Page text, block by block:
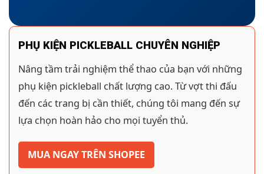
PHỤ KIỆN PICKLEBALL CHUYÊN NGHIỆP
Nâng tầm trải nghiệm thể thao của bạn với những
phụ kiện pickleball chất lượng cao. Từ vợt thi đấu
đến các trang bị cần thiết, chúng tôi mang đến sự
lựa chọn hoàn hảo cho mọi tuyển thủ.
MUA NGAY TRÊN SHOPEE